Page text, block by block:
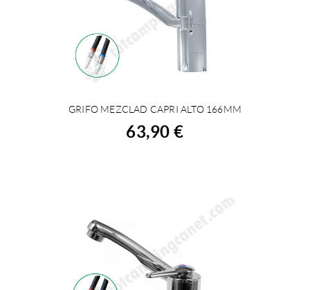
COMPRAR
GRIFO MEZCLAD CAPRI ALTO 166MM
63,90 €